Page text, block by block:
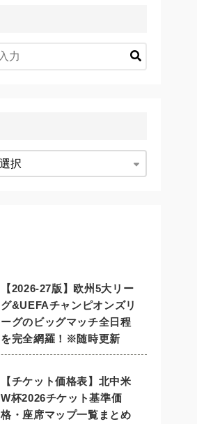
【2026-27版】欧州5大リー
グ&UEFAチャンピオンズリ
ーグのビッグマッチ全日程
を完全網羅！※随時更新
【チケット価格表】北中米
W杯2026チケット基準価
格・座席マップ一覧まとめ